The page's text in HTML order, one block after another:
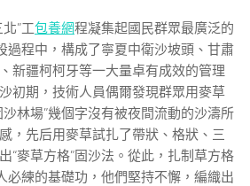
”工包養網程凝集起國民群眾最廣泛的
過程中，構成了寧夏中衛沙坡頭、甘肅
新疆柯柯牙等一大量卓有成效的管理
初期，技術人員偶爾發現群眾用麥草
林場”幾個字沒有被夜間流動的沙濤所
，先后用麥草試扎了帶狀、格狀、三
“麥草方格”固沙法。從此，扎制草方格
必練的基礎功，他們堅持不懈，編織出